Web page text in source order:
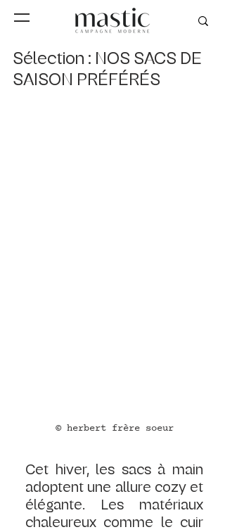
Sélection : NOS SACS DE
SAISON PRÉFÉRÉS
© herbert frère soeur
Cet hiver, les sacs à main
adoptent une allure cozy et
élégante. Les matériaux
chaleureux comme le cuir